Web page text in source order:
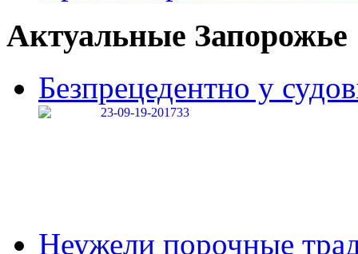
Актуальные Запорожье
Безпрецедентно у
Неужели порочные